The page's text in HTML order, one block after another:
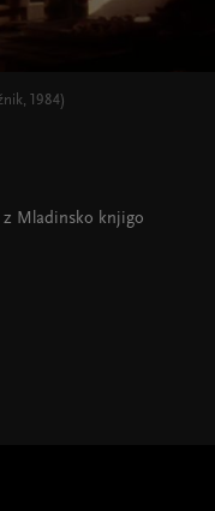
1984)
z Mladinsko knjigo